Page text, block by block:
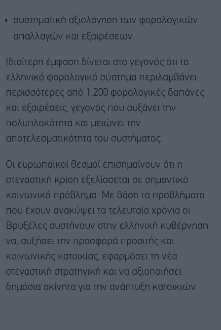
συστηματική αξιολόγηση των φορολογικών
απαλλαγών και εξαιρέσεων.
Ιδιαίτερη έμφαση δίνεται στο γεγονός ότι το
ελληνικό φορολογικό σύστημα περιλαμβάνει
περισσότερες από 1.200 φορολογικές δαπάνες
και εξαιρέσεις, γεγονός που αυξάνει την
πολυπλοκότητα και μειώνει την
αποτελεσματικότητα του συστήματος.
Οι ευρωπαϊκοί θεσμοί επισημαίνουν ότι η
στεγαστική κρίση εξελίσσεται σε σημαντικό
κοινωνικό πρόβλημα. Με βάση τα προβλήματα
που έχουν ανακύψει τα τελευταία χρόνια οι
Βρυξέλες συστήνουν στην ελληνική κυβέρνηση
να, αυξήσει την προσφορά προσιτής και
κοινωνικής κατοικίας, εφαρμόσει τη νέα
στεγαστική στρατηγική και να αξιοποιήσει
δημόσια ακίνητα για την ανάπτυξη κατοικιών.